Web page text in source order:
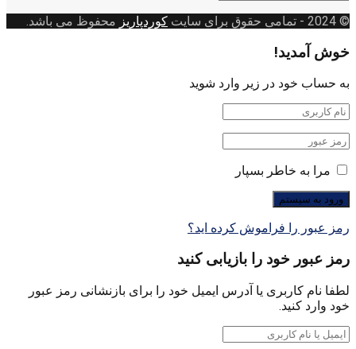
© 2024
- تمامی حقوق برای سایت کوردپاریز محفوظ می باشد.
خوش آمدید!
به حساب خود در زیر وارد شوید
مرا به خاطر بسپار
رمز عبور را فراموش کرده اید؟
رمز عبور خود را بازیابی کنید
لطفا نام کاربری یا آدرس ایمیل خود را برای بازنشانی رمز عبور
خود وارد کنید.